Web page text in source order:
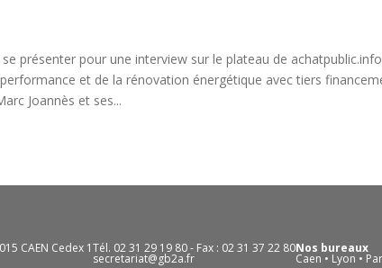
présenter pour une interview sur le plateau de
et de la rénovation énergétique avec tiers
Joannès et ses...
CAEN Cedex 1Tél. 02 31 29 19 80 - Fax : 02 31 37 22 80
secretariat@gb2a.fr
Nos bureaux
Caen • Lyon •